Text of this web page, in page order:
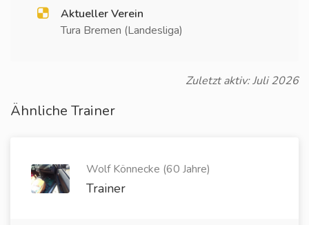
Aktueller Verein
Tura Bremen (Landesliga)
Zuletzt aktiv: Juli 2026
Ähnliche Trainer
Wolf Könnecke (60 Jahre)
Trainer